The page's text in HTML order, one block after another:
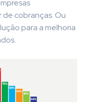
cobranças. Ou
para a melhoria